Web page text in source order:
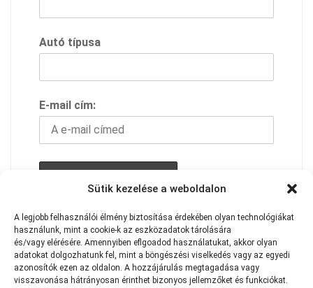
Sütik kezelése a weboldalon
A legjobb felhasználói élmény biztosítása érdekében olyan technológiákat
használunk, mint a cookie-k az eszközadatok tárolására
és/vagy elérésére. Amennyiben eflgoadod használatukat, akkor olyan
adatokat dolgozhatunk fel, mint a böngészési viselkedés vagy az egyedi
azonosítók ezen az oldalon. A hozzájárulás megtagadása vagy
visszavonása hátrányosan érinthet bizonyos jellemzőket ésfunkciókat.
Autó típusa
E-mail cím:
A feliratkozással elfogadod adavédelmi
szabályzatunkat